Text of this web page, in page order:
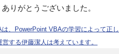
りがとうございました。
、PowerPoint VBAの学習によって正
する伊藤潔人は考えています。